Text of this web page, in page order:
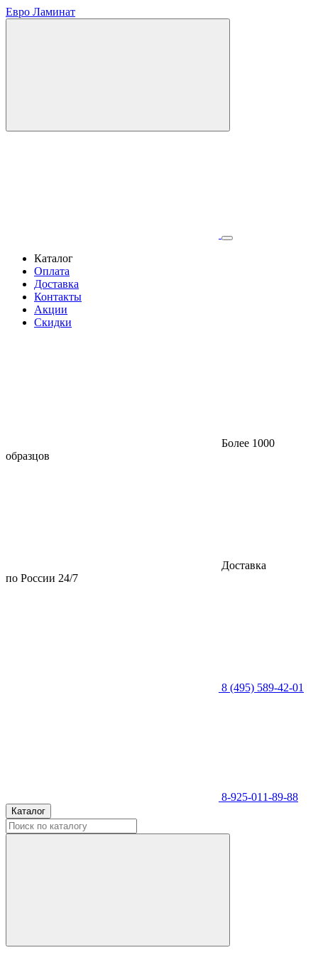
Евро Ламинат
Каталог
Оплата
Доставка
Контакты
Акции
Скидки
Более 1000
образцов
Доставка
по России 24/7
8 (495) 589-42-01
8-925-011-89-88
Каталог